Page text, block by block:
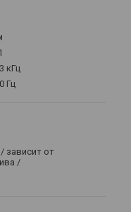
кГц
Гц
зависит от
/